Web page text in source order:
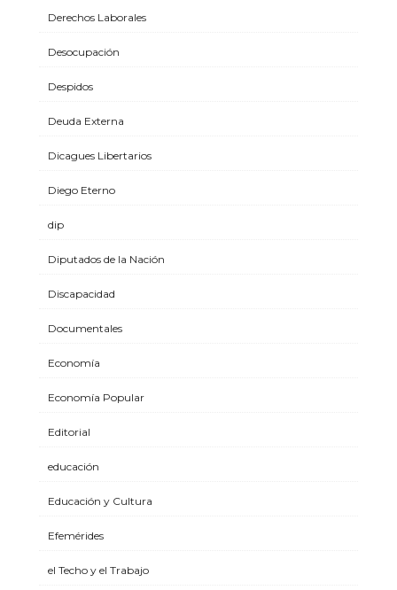
Derechos Laborales
Desocupación
Despidos
Deuda Externa
Dicagues Libertarios
Diego Eterno
dip
Diputados de la Nación
Discapacidad
Documentales
Economía
Economía Popular
Editorial
educación
Educación y Cultura
Efemérides
el Techo y el Trabajo